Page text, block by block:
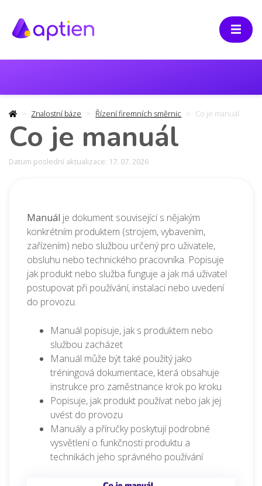
Znalostní báze Řízení firemních směrnic Co je manuál
Co je manuál
Datum poslední aktualizace: 17. 07. 2026
Manuál je dokument související s nějakým
konkrétním produktem (strojem, vybavením,
zařízením) nebo službou určený pro uživatele,
obsluhu nebo technického pracovníka. Popisuje
jak produkt nebo služba funguje a jak má uživatel
postupovat při používání, instalaci nebo uvedení
do provozu.
Manuál popisuje, jak s produktem nebo
službou zacházet
Manuál může být také použitý jako
tréningová dokumentace, která obsahuje
instrukce pro zaměstnance krok po kroku
Popisuje, jak produkt používat nebo jak jej
uvést do provozu
Manuály a příručky poskytují podrobné
vysvětlení o funkčnosti produktu a
technikách jeho správného používání